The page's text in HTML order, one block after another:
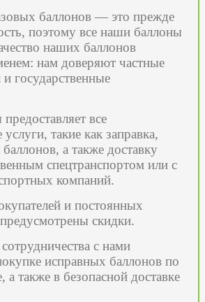
баллонов — это прежде
поэтому все наши баллоны
наших баллонов
нам доверяют частные
государственные
все
такие как заправка,
а также доставку
спецтранспортом или с
компаний.
и постоянных
скидки.
с нами
исправных баллонов по
а также в безопасной доставке